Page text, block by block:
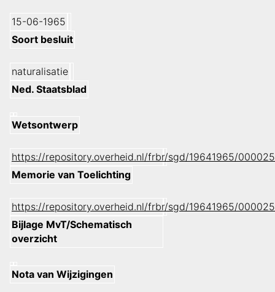
15-06-1965
Soort besluit
naturalisatie
Ned. Staatsblad
Wetsontwerp
https://repository.overheid.nl/frbr/sgd/19641965/
Memorie van Toelichting
https://repository.overheid.nl/frbr/sgd/19641965/
Bijlage MvT/Schematisch
overzicht
Nota van Wijzigingen